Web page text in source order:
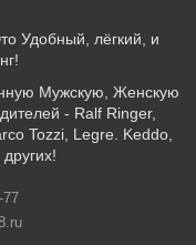
Удобный, лёгкий, и
Мужскую, Женскую
- Ralf Ringer,
Tozzi, Legre. Keddo,
77